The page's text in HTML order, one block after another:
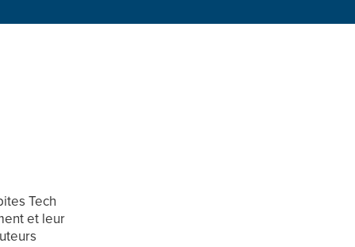
Tech
et leur